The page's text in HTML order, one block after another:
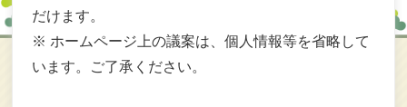
だけます。
※ ホームページ上の議案は、個人情報等を省略して
います。ご了承ください。